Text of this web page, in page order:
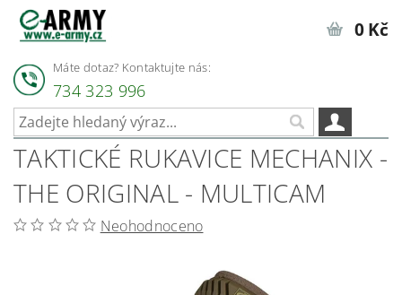
Máte dotaz? Kontaktujte nás:
734 323 996
0 Kč
TAKTICKÉ RUKAVICE MECHANIX -
THE ORIGINAL - MULTICAM
Neohodnoceno